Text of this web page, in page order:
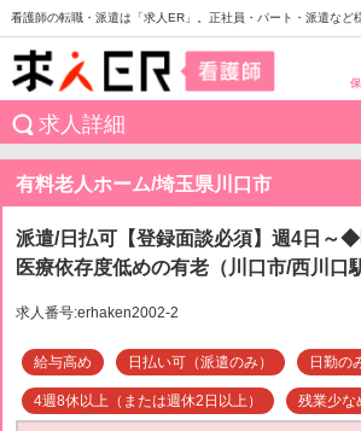
看護師の転職・派遣は「求人ER」。正社員・パート・派遣など
求人詳細
有料老人ホーム/埼玉県川口市
派遣/日払可【登録面談必須】週4日～
医療依存度低めの有老（川口市/西川口
求人番号:erhaken2002-2
給与高め 日払い可（派遣のみ） 日勤の
4週8休以上（または週休2日以上） 残業少な